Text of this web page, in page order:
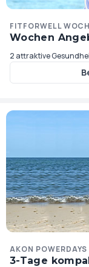
FITFORWELL
Wochen
2 attraktive
AKON POWERDAYS
3-Tage